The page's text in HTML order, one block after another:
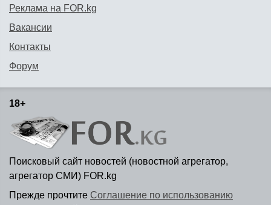
Реклама на FOR.kg
Вакансии
Контакты
Форум
18+
Поисковый сайт новостей (новостной агрегатор,
агрегатор СМИ) FOR.kg
Прежде прочтите Соглашение по использованию